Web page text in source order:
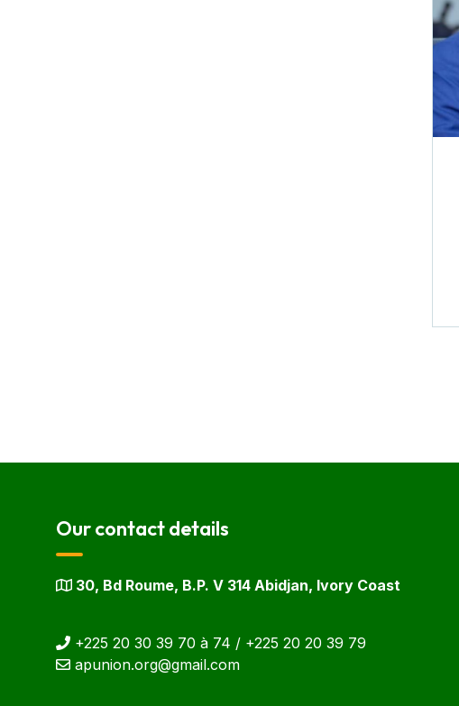
Our contact details
30, Bd Roume, B.P. V 314 Abidjan, Ivory Coast
+225 20 30 39 70 à 74 / +225 20 20 39 79
apunion.org@gmail.com